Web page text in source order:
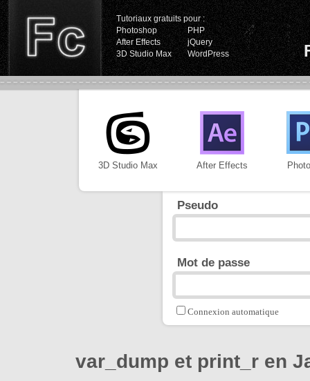
Tutoriaux gratuits pour :
Photoshop
PHP
After Effects
jQuery
3D Studio Max
WordPress
3D Studio Max After Effects
Pseudo
Mot de passe
Connexion automatique
var_dump et print_r en